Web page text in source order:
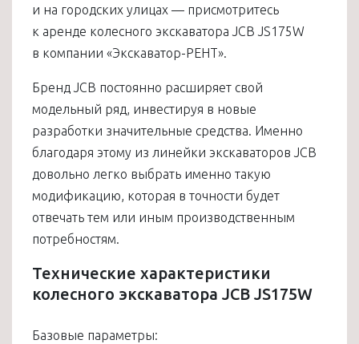
и на городских улицах — присмотритесь
к аренде колесного экскаватора JCB JS175W
в компании «Экскаватор-РЕНТ».
Бренд JCB постоянно расширяет свой
модельный ряд, инвестируя в новые
разработки значительные средства. Именно
благодаря этому из линейки экскаваторов JCB
довольно легко выбрать именно такую
модификацию, которая в точности будет
отвечать тем или иным производственным
потребностям.
Технические характеристики
колесного экскаватора JCB JS175W
Базовые параметры: